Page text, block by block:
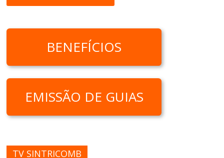
BENEFÍCIOS
EMISSÃO DE GUIAS
TV SINTRICOMB